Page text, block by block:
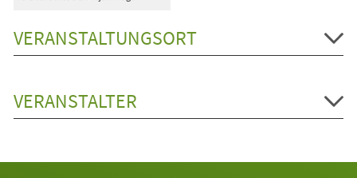
VERANSTALTUNGSORT
VERANSTALTER